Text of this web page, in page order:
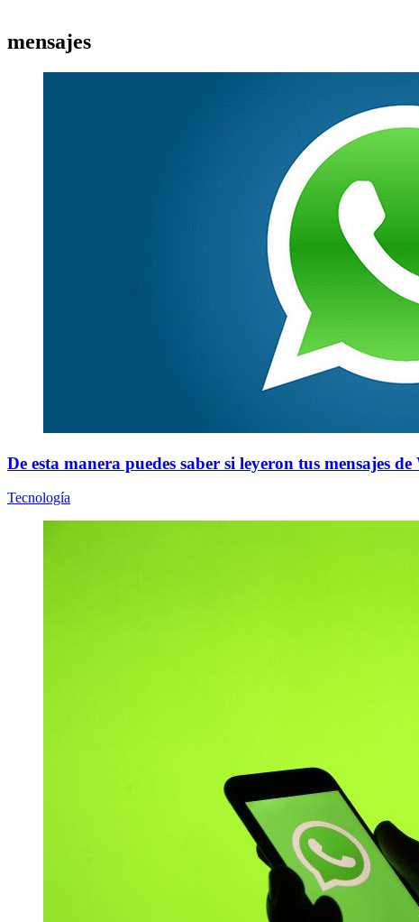
mensajes
De esta manera puedes saber si leyeron tus mensajes
Tecnología